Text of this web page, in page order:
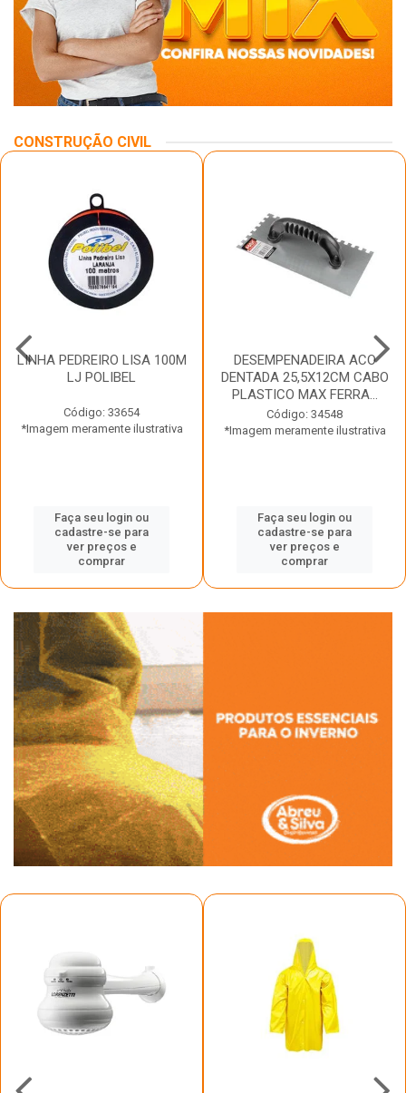
CONSTRUÇÃO CIVIL
LINHA PEDREIRO LISA 100M
LJ POLIBEL
Código: 33654
*Imagem meramente ilustrativa
Faça seu login ou
cadastre-se para
ver preços e
comprar
DESEMPENADEIRA ACO
DENTADA 25,5X12CM CABO
PLASTICO MAX FERRA...
Código: 34548
*Imagem meramente ilustrativa
Faça seu login ou
cadastre-se para
ver preços e
comprar